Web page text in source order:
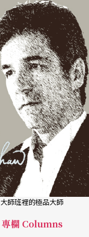
大師班裡的極品大師
專欄 Columns